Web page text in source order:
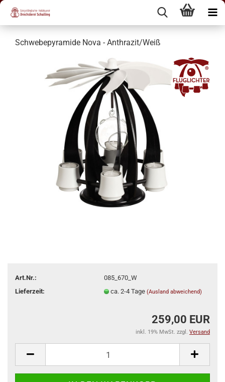
Schwebepyramide Nova - Anthrazit/Weiß
Art.Nr.:
085_670_W
Lieferzeit:
ca. 2-4 Tage (Ausland abweichend)
259,00 EUR
inkl. 19% MwSt. zzgl. Versand